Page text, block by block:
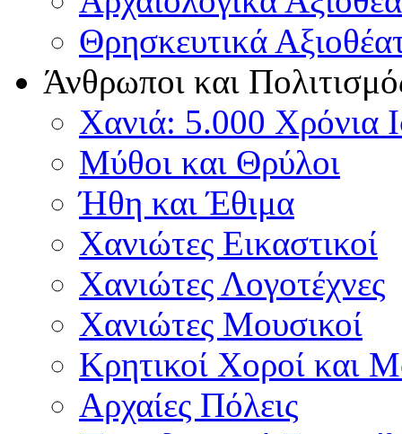
Θρησκευτικά
Άνθρωποι και
Χανιά: 5.000 Χρόνια
Μύθοι και Θρύλοι
Ήθη και Έθιμα
Χανιώτες Εικαστικοί
Χανιώτες Λογοτέχνες
Χανιώτες Μουσικοί
Κρητικοί Χοροί και
Αρχαίες Πόλεις